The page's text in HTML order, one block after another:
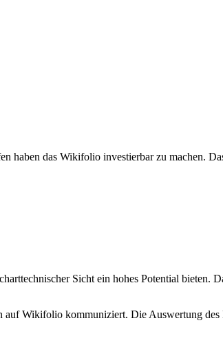
haben das Wikifolio investierbar zu machen.
Sicht ein hohes Potential bieten.
Wikifolio kommuniziert. Die Auswertung